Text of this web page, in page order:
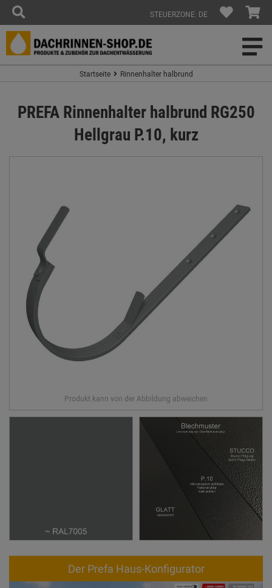
STEUERZONE: DE
Startseite Rinnenhalter halbrund
PREFA Rinnenhalter halbrund RG250
Hellgrau P.10, kurz
Der Prefa Haus-Konfigurator